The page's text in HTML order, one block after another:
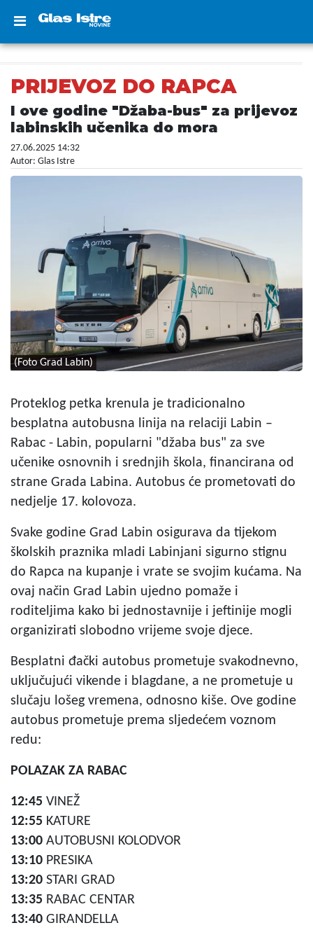
PRIJEVOZ DO RAPCA
I ove godine "Džaba-bus" za prijevoz
labinskih učenika do mora
27.06.2025 14:32
Autor: Glas Istre
(Foto Grad Labin)
Proteklog petka krenula je tradicionalno
besplatna autobusna linija na relaciji Labin –
Rabac - Labin, popularni "džaba bus" za sve
učenike osnovnih i srednjih škola, financirana od
strane Grada Labina. Autobus će prometovati do
nedjelje 17. kolovoza.
Svake godine Grad Labin osigurava da tijekom
školskih praznika mladi Labinjani sigurno stignu
do Rapca na kupanje i vrate se svojim kućama. Na
ovaj način Grad Labin ujedno pomaže i
roditeljima kako bi jednostavnije i jeftinije mogli
organizirati slobodno vrijeme svoje djece.
Besplatni đački autobus prometuje svakodnevno,
uključujući vikende i blagdane, a ne prometuje u
slučaju lošeg vremena, odnosno kiše. Ove godine
autobus prometuje prema sljedećem voznom
redu:
POLAZAK ZA RABAC
12:45 VINEŽ
12:55 KATURE
13:00 AUTOBUSNI KOLODVOR
13:10 PRESIKA
13:20 STARI GRAD
13:35 RABAC CENTAR
13:40 GIRANDELLA